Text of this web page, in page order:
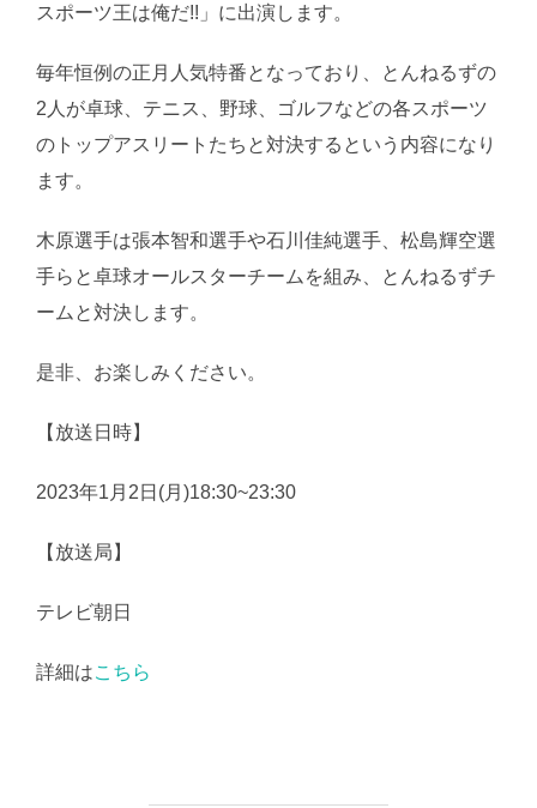
スポーツ王は俺だ!!」に出演します。
毎年恒例の正月人気特番となっており、とんねるずの
2人が卓球、テニス、野球、ゴルフなどの各スポーツ
のトップアスリートたちと対決するという内容になり
ます。
木原選手は張本智和選手や石川佳純選手、松島輝空選
手らと卓球オールスターチームを組み、とんねるずチ
ームと対決します。
是非、お楽しみください。
【放送日時】
2023年1月2日(月)18:30~23:30
【放送局】
テレビ朝日
詳細はこちら